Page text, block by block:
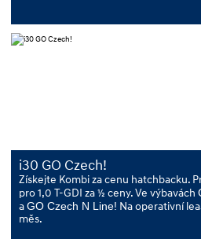
i30 GO Czech!
Získejte Kombi za cenu hatchbacku.
pro 1,0 T-GDI za ½ ceny. Ve výbavách
aGO Czech N Line! Na operativní
měs.